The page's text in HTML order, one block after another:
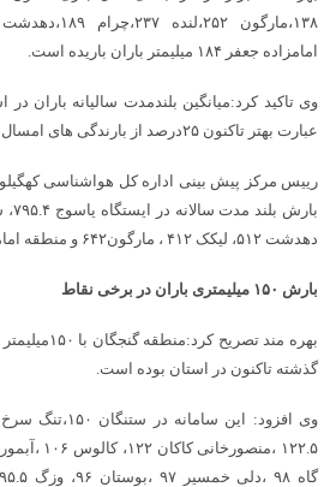
امامزاده جعفر ۱۸۴ میلیمتر باران باریده است.
عبارت بهتر تاکنون ۲۵درصد از بارندگی های امسال محقق شده است.
رییس مرکز پیش بینی اداره کل هواشناسی
دهدشت ۵۱۲، لیکک ۴۱۲ ، مارگون۶۴۲ و منطقه امامزاده جعفر ۴۴۹میلیمتر است.
بارش ۱۵۰ میلیمتری باران در برخی نقاط
بهره مند
گذشته تاکنون در استان بوده است.